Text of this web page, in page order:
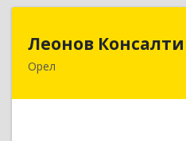
Леонов
Орел
302030, Орловская